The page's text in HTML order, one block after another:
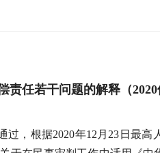
任若干问题的解释（2020
过，根据2020年12月23日最高